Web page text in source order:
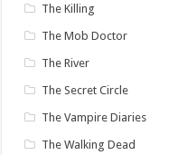
The Killing
The Mob Doctor
The River
The Secret Circle
The Vampire Diaries
The Walking Dead